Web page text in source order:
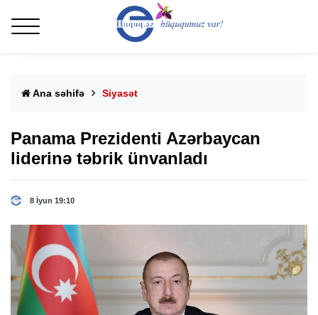
Ana səhifə Siyasət
Panama Prezidenti Azərbaycan
liderinə təbrik ünvanladı
8 İyun 19:10